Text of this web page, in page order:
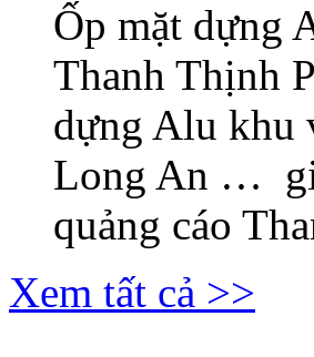
Ốp mặt dựng
Thanh Thịnh
dựng Alu khu
Long An …
quảng cáo
Xem tất cả >>